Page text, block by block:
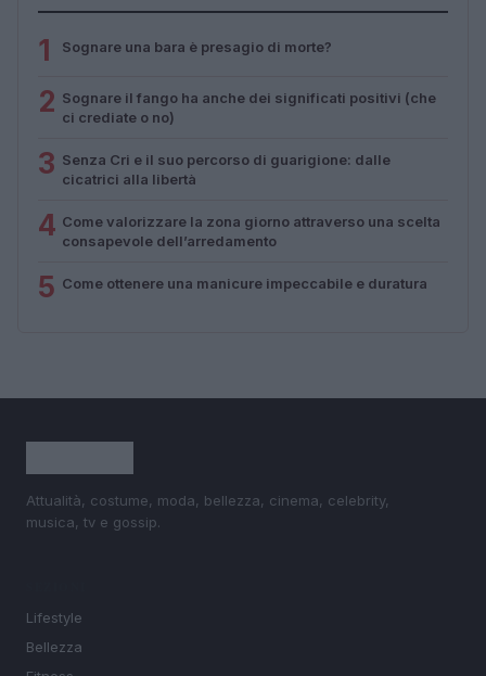
1 Sognare una bara è presagio di morte?
2 Sognare il fango ha anche dei significati positivi (che
ci crediate o no)
3 Senza Cri e il suo percorso di guarigione: dalle
cicatrici alla libertà
4 Come valorizzare la zona giorno attraverso una scelta
consapevole dell’arredamento
5 Come ottenere una manicure impeccabile e duratura
Attualità, costume, moda, bellezza, cinema, celebrity,
musica, tv e gossip.
Lifestyle
Bellezza